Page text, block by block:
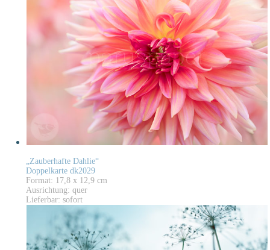
„Zauberhafte Dahlie“
Doppelkarte dk2029
Format: 17,8 x 12,9 cm
Ausrichtung: quer
Lieferbar: sofort